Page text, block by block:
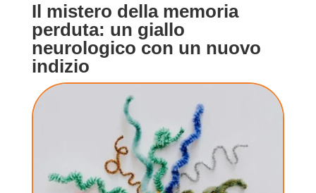
Il mistero della memoria
perduta: un giallo
neurologico con un nuovo
indizio